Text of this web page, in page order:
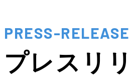
PRESS-RELEASE
プレスリ